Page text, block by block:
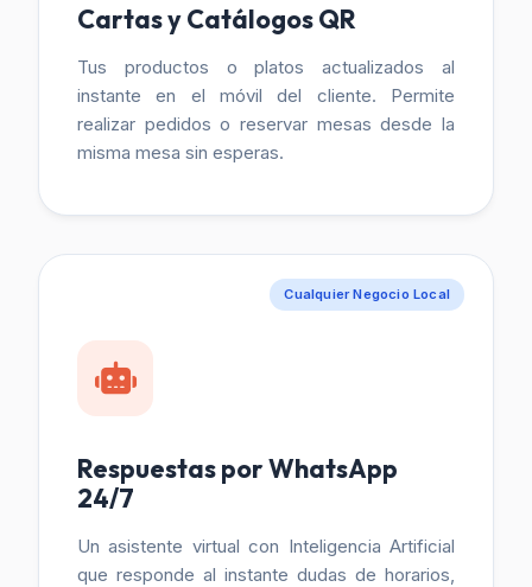
Cartas y Catálogos QR
Tus productos o platos actualizados al
instante en el móvil del cliente. Permite
realizar pedidos o reservar mesas desde la
misma mesa sin esperas.
Cualquier Negocio Local
Respuestas por WhatsApp
24/7
Un asistente virtual con Inteligencia Artificial
que responde al instante dudas de horarios,